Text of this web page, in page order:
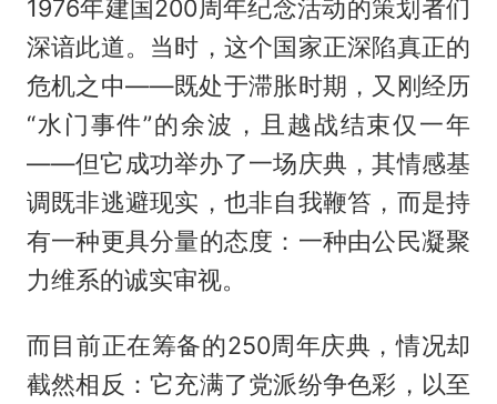
1976年建国200周年纪念活动的策划者们
深谙此道。当时，这个国家正深陷真正的
危机之中——既处于滞胀时期，又刚经历
“水门事件”的余波，且越战结束仅一年
——但它成功举办了一场庆典，其情感基
调既非逃避现实，也非自我鞭笞，而是持
有一种更具分量的态度：一种由公民凝聚
力维系的诚实审视。
而目前正在筹备的250周年庆典，情况却
截然相反：它充满了党派纷争色彩，以至